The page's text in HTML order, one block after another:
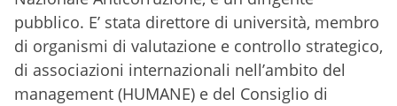
pubblico. E’ stata direttore di università, membro
di organismi di valutazione e controllo strategico,
di associazioni internazionali nell’ambito del
management (HUMANE) e del Consiglio di